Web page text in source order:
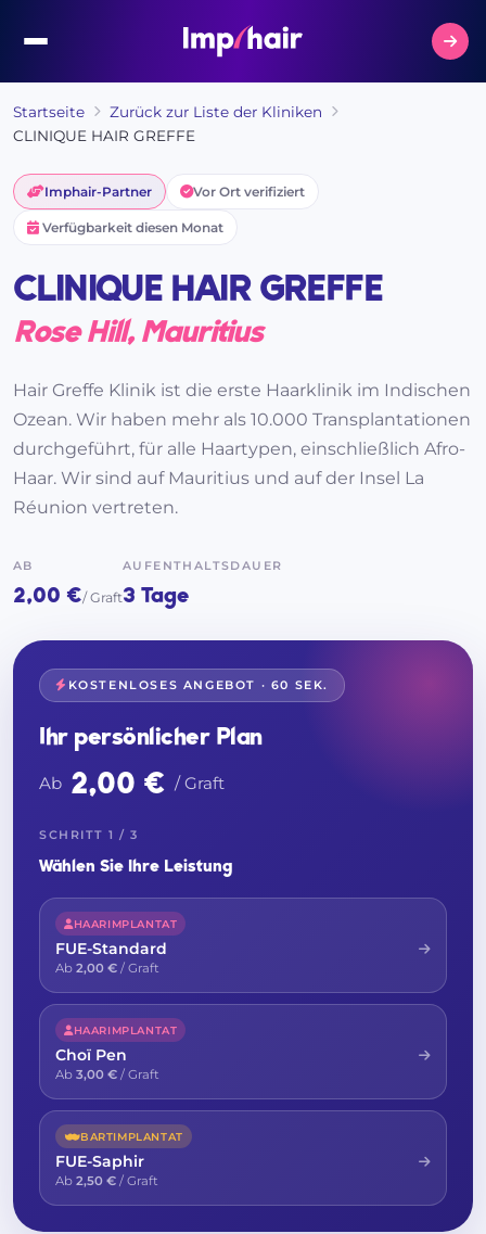
Startseite
Zurück zur Liste der Kliniken
CLINIQUE HAIR GREFFE
Imphair-Partner Vor Ort verifiziert
Verfügbarkeit diesen Monat
CLINIQUE HAIR GREFFE
Rose Hill, Mauritius
Hair Greffe Klinik ist die erste Haarklinik im Indischen
Ozean. Wir haben mehr als 10.000 Transplantationen
durchgeführt, für alle Haartypen, einschließlich Afro-
Haar. Wir sind auf Mauritius und auf der Insel La
Réunion vertreten.
AB
2,00 €/ Graft
AUFENTHALTSDAUER
3 Tage
KOSTENLOSES ANGEBOT · 60 SEK.
Ihr persönlicher Plan
Ab 2,00 € / Graft
SCHRITT 1 / 3
Wählen Sie Ihre Leistung
HAARIMPLANTAT
FUE-Standard
Ab 2,00 € / Graft
HAARIMPLANTAT
Choï Pen
Ab 3,00 € / Graft
BARTIMPLANTAT
FUE-Saphir
Ab 2,50 € / Graft